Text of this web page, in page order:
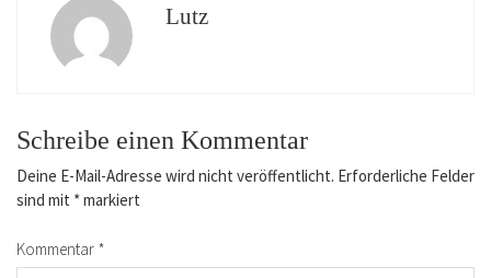
Lutz
Schreibe einen Kommentar
Deine E-Mail-Adresse wird nicht veröffentlicht. Erforderliche Felder
sind mit *markiert
Kommentar *